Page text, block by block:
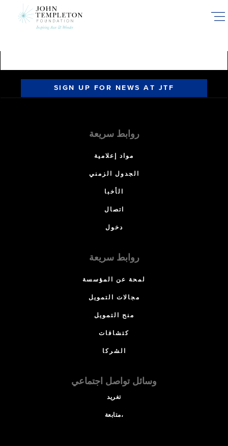
SIGN UP FOR NEWS AT JTF
روابط سريعة
مواد إعلامية
الجدول الزمني
الأخبا
اتصال
دخول
روابط سريعة
لمحة عن المؤسسة
مجالات التمويل
منح التمويل
كتشافات
الشركا
وسائل تواصل اجتماعي
تغريد
متابعة،